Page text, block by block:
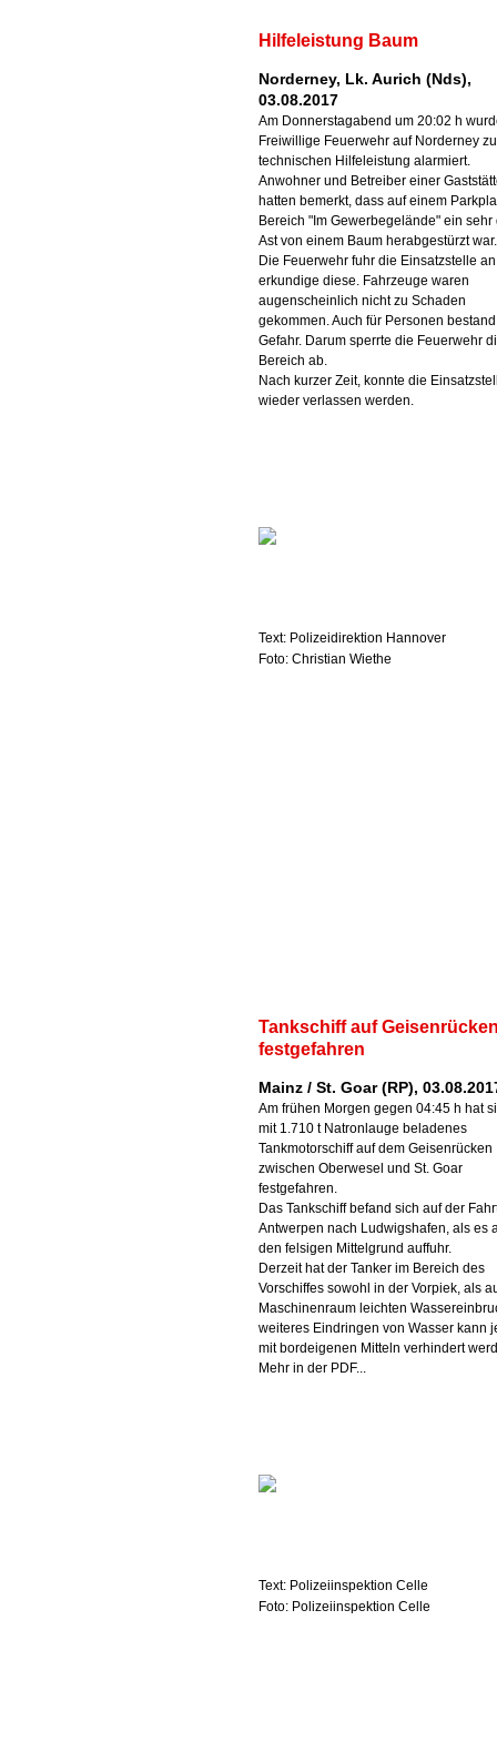
Hilfeleistung Baum
Norderney, Lk. Aurich (Nds),
03.08.2017
Am Donnerstagabend um 20:02 h
Freiwillige Feuerwehr auf Norderney
technischen Hilfeleistung alarmiert.
Anwohner und Betreiber einer
hatten bemerkt, dass auf einem
Bereich "Im Gewerbegelände" ein sehr
Ast von einem Baum herabgestürzt war.
Die Feuerwehr fuhr die Einsatzstelle
erkundige diese. Fahrzeuge waren
augenscheinlich nicht zu Schaden
gekommen. Auch für Personen
Gefahr. Darum sperrte die Feuerwehr
Bereich ab.
Nach kurzer Zeit, konnte die
wieder verlassen werden.
Text: Polizeidirektion Hannover
Foto: Christian Wiethe
Tankschiff auf
festgefahren
Mainz / St. Goar (RP),
Am frühen Morgen gegen 04:45 h hat
mit 1.710 t Natronlauge beladenes
Tankmotorschiff auf dem Geisenrücken
zwischen Oberwesel und St. Goar
festgefahren.
Das Tankschiff befand sich auf der
Antwerpen nach Ludwigshafen, als es
den felsigen Mittelgrund auffuhr.
Derzeit hat der Tanker im Bereich des
Vorschiffes sowohl in der Vorpiek, als
Maschinenraum leichten
weiteres Eindringen von Wasser kann
mit bordeigenen Mitteln verhindert
Mehr in der PDF...
Text: Polizeiinspektion Celle
Foto: Polizeiinspektion Celle